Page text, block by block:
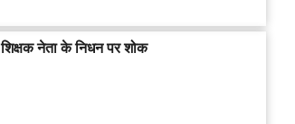
शिक्षक नेता के निधन पर शोक